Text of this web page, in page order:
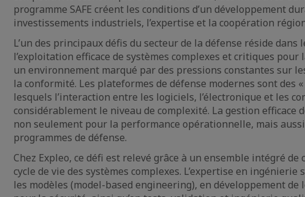
programme SAFE créent les conditions d’un développement
investissements industriels, l’expertise et la coopération
L’un des principaux défis du secteur de la défense réside
l’exploitation efficace de systèmes complexes et critiques
un environnement marqué par des pressions constantes sur
la conformité. Les plateformes de défense modernes sont des
lesquels l’interaction entre les logiciels, l’électronique et les
considérablement le niveau de complexité. La gestion efficace
non seulement pour la performance opérationnelle, mais
programmes de défense.
Chez Expleo, ce défi est relevé grâce à un ensemble intégré de
cycle de vie des systèmes complexes. L’expertise en
les modèles (model-based engineering), en développement